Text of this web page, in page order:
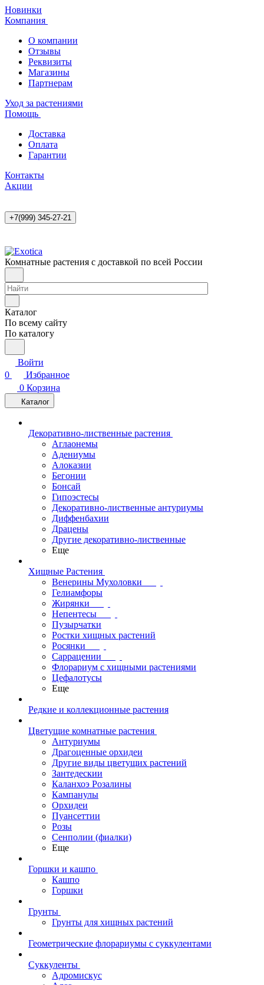
Новинки
Компания
О компании
Отзывы
Реквизиты
Магазины
Партнерам
Уход за растениями
Помощь
Доставка
Оплата
Гарантии
Контакты
Акции
+7(999) 345-27-21
Комнатные растения с доставкой по всей России
Каталог
По всему сайту
По каталогу
Войти
0
Избранное
0 Корзина
Каталог
Декоративно-лиственные растения
Аглаонемы
Адениумы
Алоказии
Бегонии
Бонсай
Гипоэстесы
Декоративно-лиственные антуриумы
Диффенбахии
Драцены
Другие декоративно-лиственные
Еще
Хищные Растения
Венерины Мухоловки
Гелиамфоры
Жирянки
Непентесы
Пузырчатки
Ростки хищных растений
Росянки
Саррацении
Флорариум с хищными растениями
Цефалотусы
Еще
Редкие и коллекционные растения
Цветущие комнатные растения
Антуриумы
Драгоценные орхидеи
Другие виды цветущих растений
Зантедескии
Каланхоэ Розалины
Кампанулы
Орхидеи
Пуансеттии
Розы
Сенполии (фиалки)
Еще
Горшки и кашпо
Кашпо
Горшки
Грунты
Грунты для хищных растений
Геометрические флорариумы с суккулентами
Суккуленты
Адромискус